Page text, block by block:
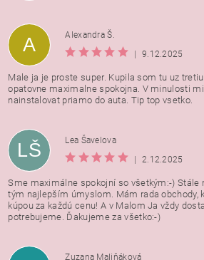
A
Alexandra Š.
|
9.12.2025
Male ja je proste super. Kupila som tu uz
opatovne maximalne spokojna. V minulosti
nainstalovat priamo do auta. Tip top vsetko.
LŠ
Lea Šavelova
|
2.12.2025
Sme maximálne spokojní so všetkým:-) Stále
tým najlepším úmyslom. Mám rada obchody,
kúpou za každú cenu! A v Malom Ja vždy
potrebujeme. Ďakujeme za všetko:-)
Zuzana Maliňáková